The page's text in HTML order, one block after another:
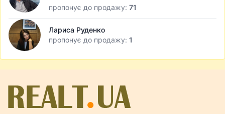
пропонує до продажу: 71
Лариса Руденко
пропонує до продажу: 1